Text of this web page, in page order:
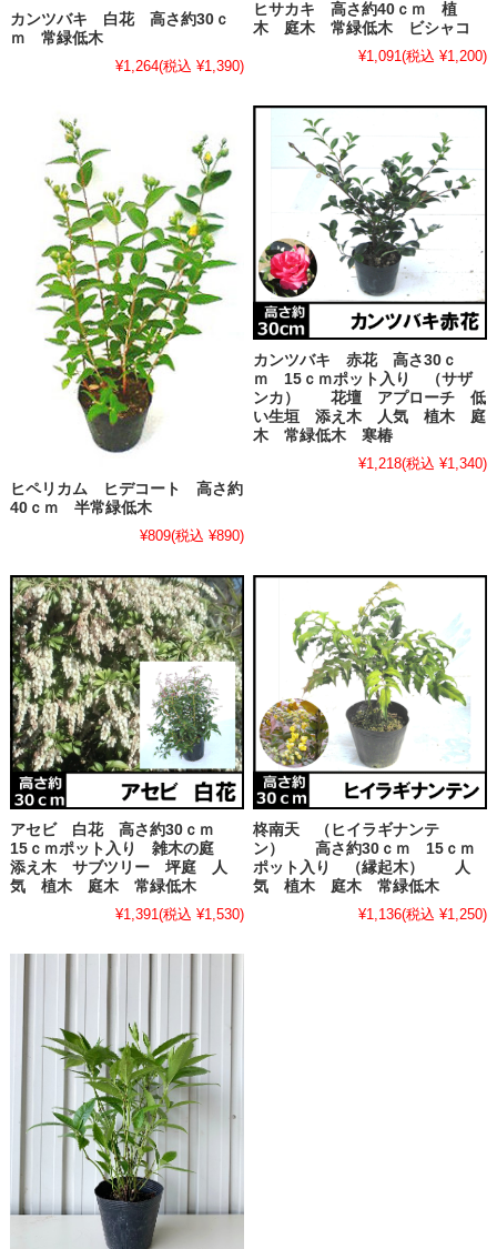
カンツバキ 白花 高さ約30ｃ
ｍ 常緑低木
¥1,264(税込 ¥1,390)
ヒサカキ 高さ約40ｃｍ 植
木 庭木 常緑低木 ビシャコ
¥1,091(税込 ¥1,200)
ヒペリカム ヒデコート 高さ約
40ｃｍ 半常緑低木
¥809(税込 ¥890)
カンツバキ 赤花 高さ30ｃ
ｍ 15ｃｍポット入り （サザ
ンカ） 花壇 アプローチ 低
い生垣 添え木 人気 植木 庭
木 常緑低木 寒椿
¥1,218(税込 ¥1,340)
アセビ 白花 高さ約30ｃｍ
15ｃｍポット入り 雑木の庭
添え木 サブツリー 坪庭 人
気 植木 庭木 常緑低木
¥1,391(税込 ¥1,530)
柊南天 （ヒイラギナンテ
ン） 高さ約30ｃｍ 15ｃｍ
ポット入り （縁起木） 人
気 植木 庭木 常緑低木
¥1,136(税込 ¥1,250)